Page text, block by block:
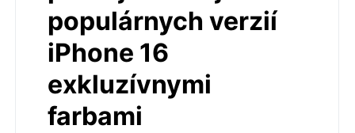
populárnych verzií
iPhone 16
exkluzívnymi
farbami